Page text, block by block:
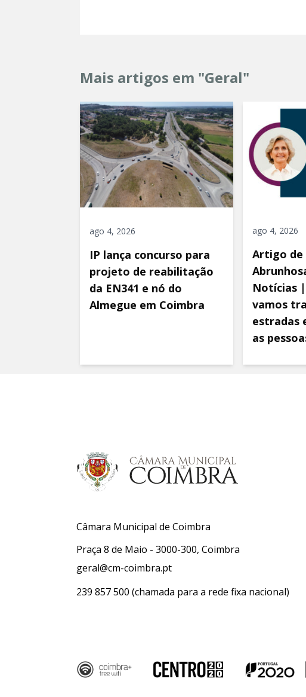
Mais artigos em "Geral"
ago 4, 2026
IP lança concurso para
projeto de reabilitação
da EN341 e nó do
Almegue em Coimbra
ago 4, 2026
Artigo de
Notícias
vamos
estradas
as
Câmara Municipal de Coimbra
Praça 8 de Maio - 3000-300, Coimbra
geral@cm-coimbra.pt
239 857 500 (chamada para a rede fixa nacional)